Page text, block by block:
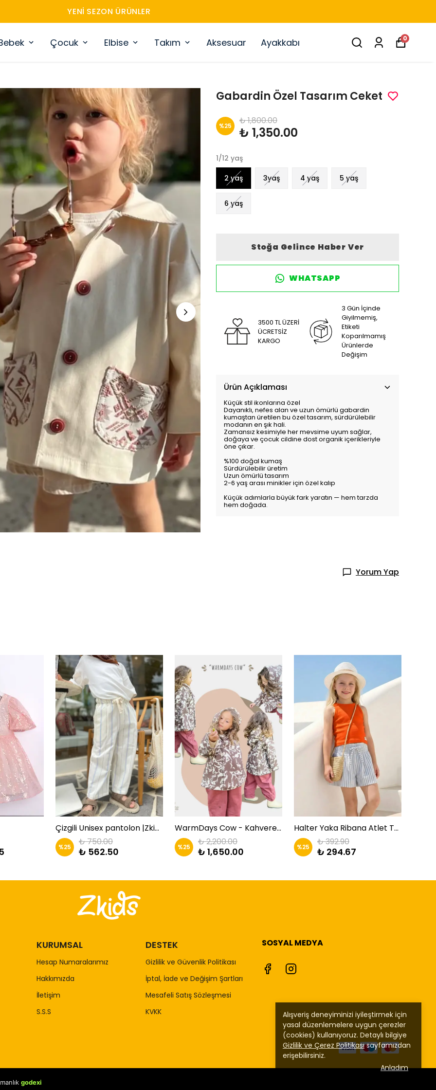
YENI SEZON ÜRÜNLER
Çocuk Elbise Takım Aksesuar Ayakkabı 0
Alışveriş deneyiminizi iyileştirmek için
yasal düzenlemelere uygun çerezler
(cookies) kullanıyoruz. Detaylı bilgiye
Gizlilik ve Çerez Politikasısayfamızdan
erişebilirsiniz.
Anladım
Gabardin Özel Tasarım Ceket
%25 ₺ 1,800.00
₺ 1,350.00
1/12 yaş
2 yaş 3yaş 4 yaş 5 yaş
6 yaş
Stoğa Gelince Haber Ver
WHATSAPP
3500 TL ÜZERİ
ÜCRETSİZ
KARGO
3 Gün İçinde
Giyilmemiş,
Etiketi
Koparılmamış
Ürünlerde
Değişim
Ürün Açıklaması
Küçük stil ikonlarına özel
Dayanıklı, nefes alan ve uzun ömürlü gabardin
kumaştan üretilen bu özel tasarım, sürdürülebilir
modanın en şık hali.
Zamansız kesimiyle her mevsime uyum sağlar,
doğaya ve çocuk cildine dost organik içerikleriyle
öne çıkar.
%100 doğal kumaş
Sürdürülebilir üretim
Uzun ömürlü tasarım
2-6 yaş arası minikler için özel kalıp
Küçük adımlarla büyük fark yaratın — hem tarzda
hem doğada.
Yorum Yap
Çizgili Unisex pantolon |Zkids
%25 ₺ 750.00
₺ 562.50
WarmDays Cow - Kahverengi Desenli Mont | Zkids
%25 ₺ 2,200.00
₺ 1,650.00
Halter Yaka Ribana Atlet Turuncu|ZKİDS
%25 ₺ 392.90
₺ 294.67
KURUMSAL
Hesap Numaralarımız
Hakkımızda
İletişim
S.S.S
DESTEK
Gizlilik ve Güvenlik Politikası
İptal, İade ve Değişim Şartları
Mesafeli Satış Sözleşmesi
KVKK
SOSYAL MEDYA
godexi